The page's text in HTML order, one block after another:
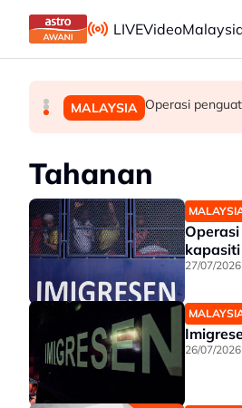
Skip to main content
LIVEVideo
MALAYSIA Wanita didenda
MALAYSIA Ismail Sabri
MALAYSIA Operasi
Tahanan
27/07/2026
26/07/2026